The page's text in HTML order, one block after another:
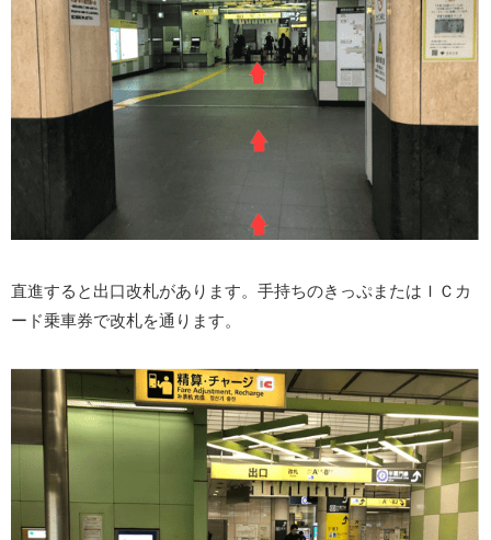
直進すると出口改札があります。手持ちのきっぷまたはＩＣカ
ード乗車券で改札を通ります。